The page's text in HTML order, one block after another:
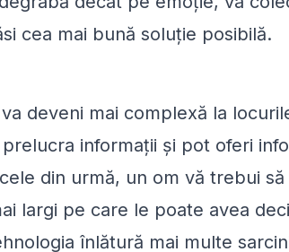
cea mai bună soluție posibilă.
deveni mai complexă la
informații și pot oferi
din urmă, un om vă trebui să
largi pe care le poate avea
înlătură mai multe